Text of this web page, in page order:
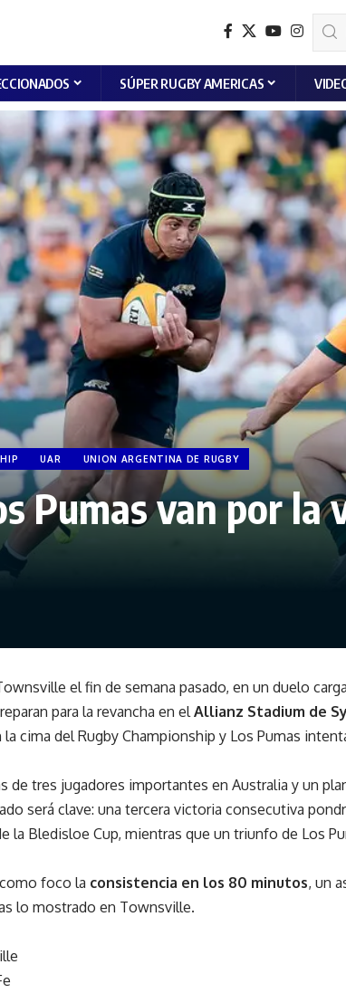
SÚPER RUGBY AMERICAS
UAR UNION ARGENTINA DE RUGBY
Pumas van por la
el fin de semana pasado, en un duelo
para la revancha en el Allianz Stadium de
cima del Rugby Championship y Los Pumas
de tres jugadores importantes en Australia y un
será clave: una tercera victoria consecutiva
la Bledisloe Cup, mientras que un triunfo de Los
foco la consistencia en los 80 minutos, un
lo mostrado en Townsville.